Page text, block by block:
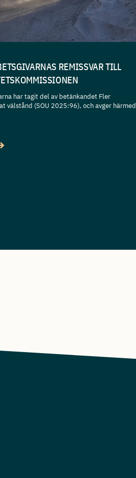
REMISSVAR TILL
har tagit del av betänkandet Fler
välstånd (SOU 2025:96), och avger härmed